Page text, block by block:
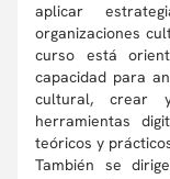
aplicar
organizaciones
curso está
capacidad para
cultural, crear
herramientas
teóricos y
También se